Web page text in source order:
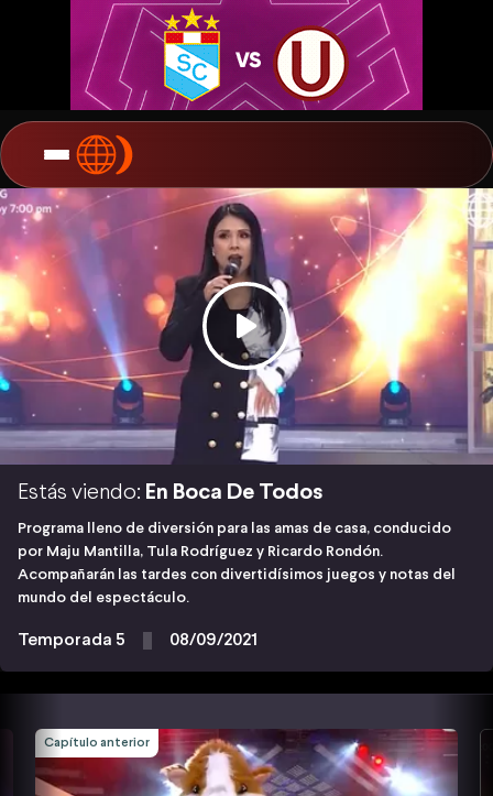
Estás viendo: En Boca De Todos
Programa lleno de diversión para las amas de casa, conducido
por Maju Mantilla, Tula Rodríguez y Ricardo Rondón.
Acompañarán las tardes con divertidísimos juegos y notas del
mundo del espectáculo.
Temporada 5 08/09/2021
Capítulo anterior